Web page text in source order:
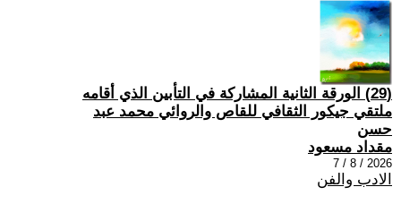
(29) الورقة الثانية المشاركة في التأبين الذي أقامه
ملتقي جيكور الثقافي للقاص والروائي محمد عبد
حسن
مقداد مسعود
2026 / 8 / 7
الادب والفن